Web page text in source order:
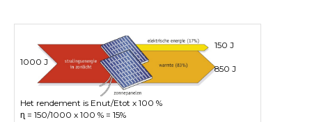
1000 J
150 J
850 J
Het rendement is Enut/Etot x 100 %
ɳ = 150/1000 x 100 % = 15%